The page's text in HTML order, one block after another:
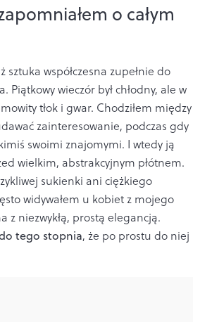
o całym
sztuka współczesna zupełnie do
Piątkowy wieczór był chłodny, ale w
tłok i gwar. Chodziłem między
zainteresowanie, podczas gdy
swoimi znajomymi. I wtedy ją
wielkim, abstrakcyjnym płótnem.
sukienki ani ciężkiego
widywałem u kobiet z mojego
z niezwykłą, prostą elegancją.
tego stopnia, że po prostu do niej